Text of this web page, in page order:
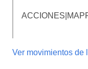
Ver movimientos de